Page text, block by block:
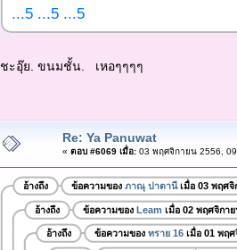
...5 ...5 ...5
ชะอุ๊ย. ขนมชั้น. เหอๆๆๆๆ
Re: Ya Panuwat
« ตอบ #6069 เมื่อ:03 พฤศจิกายน 2556,
อ้างถึง ข้อความของ ภาณุ ปาตานีเมื่อ 03 พฤศจิ
อ้างถึง ข้อความของ Leam เมื่อ 02 พฤศจิกา
อ้างถึง ข้อความของ ทราย 16เมื่อ 01 พฤศ